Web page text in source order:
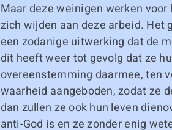
Maar deze weinigen werken
zich wijden aan deze arbeid. Het
een zodanige uitwerking dat de
dit heeft weer tot gevolg dat ze
overeenstemming daarmee, ten
waarheid aangeboden, zodat ze
dan zullen ze ook hun leven
anti-God is en ze zonder enig